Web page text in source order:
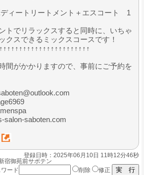
ディートリートメント＋エスコート 1
トでリラックスすると同時に、いちゃ
クスできるミックスコースです！
間がかかりますので、事前にご予約を
salon-saboten.com
登録日時：2025年06月10日 11時12分46秒
宿御苑前サボテン
ード
削除 修正